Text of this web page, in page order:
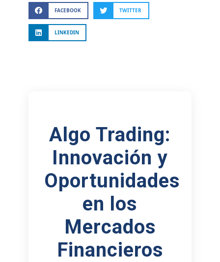
FACEBOOK TWITTER
LINKEDIN
Algo Trading:
Innovación y
Oportunidades
en los
Mercados
Financieros